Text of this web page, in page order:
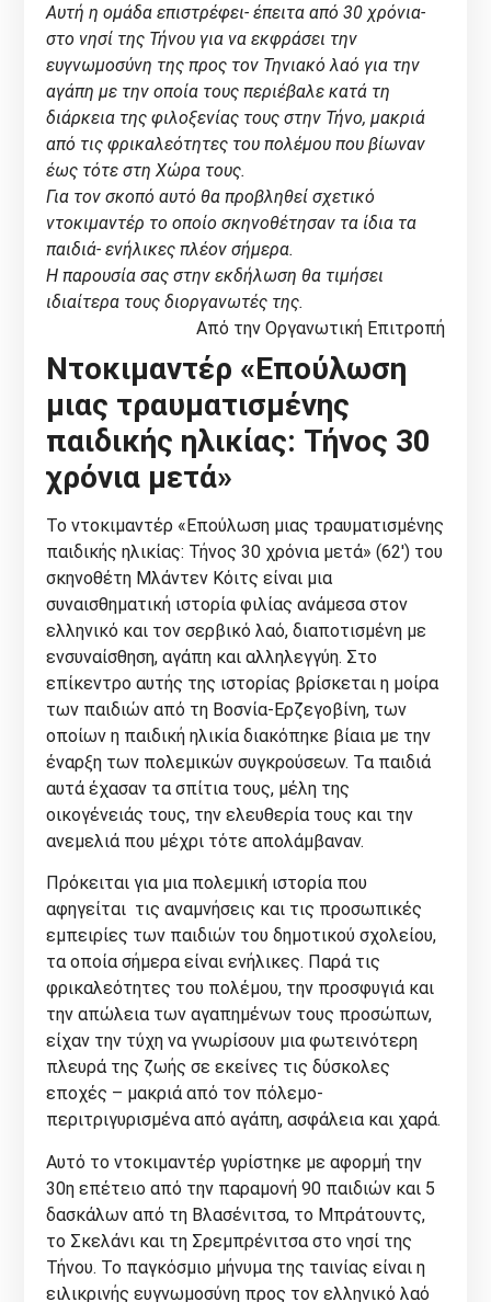
Αυτή η ομάδα επιστρέφει- έπειτα από 30 χρόνια-
στο νησί της Τήνου για να εκφράσει την
ευγνωμοσύνη της προς τον Τηνιακό λαό για την
αγάπη με την οποία τους περιέβαλε κατά τη
διάρκεια της φιλοξενίας τους στην Τήνο, μακριά
από τις φρικαλεότητες του πολέμου που βίωναν
έως τότε στη Χώρα τους.
Για τον σκοπό αυτό θα προβληθεί σχετικό
ντοκιμαντέρ το οποίο σκηνοθέτησαν τα ίδια τα
παιδιά- ενήλικες πλέον σήμερα.
Η παρουσία σας στην εκδήλωση θα τιμήσει
ιδιαίτερα τους διοργανωτές της.
Από την Οργανωτική Επιτροπή
Ντοκιμαντέρ «Επούλωση
μιας τραυματισμένης
παιδικής ηλικίας: Τήνος 30
χρόνια μετά»
Το ντοκιμαντέρ «Επούλωση μιας τραυματισμένης
παιδικής ηλικίας: Τήνος 30 χρόνια μετά» (62′) του
σκηνοθέτη Μλάντεν Κόιτς είναι μια
συναισθηματική ιστορία φιλίας ανάμεσα στον
ελληνικό και τον σερβικό λαό, διαποτισμένη με
ενσυναίσθηση, αγάπη και αλληλεγγύη. Στο
επίκεντρο αυτής της ιστορίας βρίσκεται η μοίρα
των παιδιών από τη Βοσνία-Ερζεγοβίνη, των
οποίων η παιδική ηλικία διακόπηκε βίαια με την
έναρξη των πολεμικών συγκρούσεων. Τα παιδιά
αυτά έχασαν τα σπίτια τους, μέλη της
οικογένειάς τους, την ελευθερία τους και την
ανεμελιά που μέχρι τότε απολάμβαναν.
Πρόκειται για μια πολεμική ιστορία που
αφηγείται τις αναμνήσεις και τις προσωπικές
εμπειρίες των παιδιών του δημοτικού σχολείου,
τα οποία σήμερα είναι ενήλικες. Παρά τις
φρικαλεότητες του πολέμου, την προσφυγιά και
την απώλεια των αγαπημένων τους προσώπων,
είχαν την τύχη να γνωρίσουν μια φωτεινότερη
πλευρά της ζωής σε εκείνες τις δύσκολες
εποχές – μακριά από τον πόλεμο-
περιτριγυρισμένα από αγάπη, ασφάλεια και χαρά.
Αυτό το ντοκιμαντέρ γυρίστηκε με αφορμή την
30η επέτειο από την παραμονή 90 παιδιών και 5
δασκάλων από τη Βλασένιτσα, το Μπράτουντς,
το Σκελάνι και τη Σρεμπρένιτσα στο νησί της
Τήνου. Το παγκόσμιο μήνυμα της ταινίας είναι η
ειλικρινής ευγνωμοσύνη προς τον ελληνικό λαό